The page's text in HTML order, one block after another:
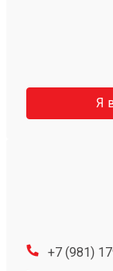
Я
+7 (981)